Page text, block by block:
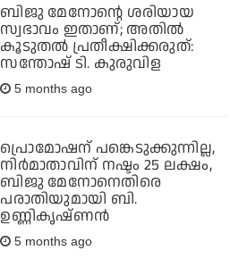
ബിജു മേനോന്റെ ശരിയായ
സ്വഭാവം ഇതാണ്; അതിൽ
കൂടുതൽ പ്രതീക്ഷിക്കരുത്:
സന്തോഷ് ടി. കുരുവിള
5 months ago
പ്രൊമോഷന് പങ്കെടുക്കുന്നില്ല,
നിര്‍മാതാവിന് നഷ്ടം 25 ലക്ഷം,
ബിജു മേനോനെതിരെ
പരാതിയുമായി ബി.
ഉണ്ണികൃഷ്ണന്‍
5 months ago